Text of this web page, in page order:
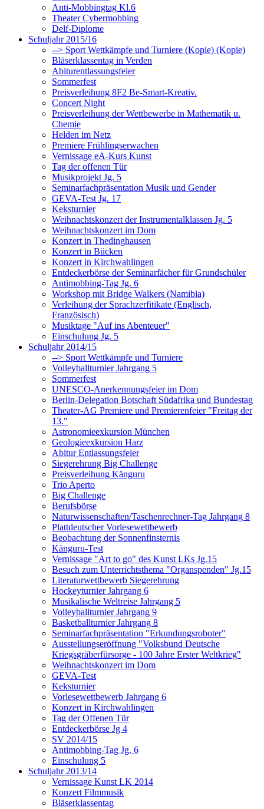
Anti-Mobbingtag Kl.6
Theater Cybermobbing
Delf-Diplome
Schuljahr 2015/16
--> Sport Wettkämpfe und Turniere (Kopie) (Kopie)
Bläserklassentag in Verden
Abiturentlassungsfeier
Sommerfest
Preisverleihung 8F2 Be-Smart-Kreativ.
Concert Night
Preisverleihung der Wettbewerbe in Mathematik u.
Chemie
Helden im Netz
Premiere Frühlingserwachen
Vernissage eA-Kurs Kunst
Tag der offenen Tür
Musikprojekt Jg. 5
Seminarfachpräsentation Musik und Gender
GEVA-Test Jg. 17
Keksturnier
Weihnachtskonzert der Instrumentalklassen Jg. 5
Weihnachtskonzert im Dom
Konzert in Thedinghausen
Konzert in Bücken
Konzert in Kirchwahlingen
Entdeckerbörse der Seminarfächer für Grundschüler
Antimobbing-Tag Jg. 6
Workshop mit Bridge Walkers (Namibia)
Verleihung der Sprachzerfitikate (Englisch,
Französisch)
Musiktage "Auf ins Abenteuer"
Einschulung Jg. 5
Schuljahr 2014/15
--> Sport Wettkämpfe und Turniere
Volleyballturnier Jahrgang 5
Sommerfest
UNESCO-Anerkennungsfeier im Dom
Berlin-Delegation Botschaft Südafrika und Bundestag
Theater-AG Premiere und Premierenfeier "Freitag der
13."
Astronomieexkursion München
Geologieexkursion Harz
Abitur Entlassungsfeier
Siegerehrung Big Challenge
Preisverleihung Känguru
Trio Aperto
Big Challenge
Berufsbörse
Naturwissenschaften/Taschenrechner-Tag Jahrgang 8
Plattdeutscher Vorlesewettbewerb
Beobachtung der Sonnenfinsternis
Känguru-Test
Vernissage "Art to go" des Kunst LKs Jg.15
Besuch zum Unterrichtsthema "Organspenden" Jg.15
Literaturwettbewerb Siegerehrung
Hockeyturnier Jahrgang 6
Musikalische Weltreise Jahrgang 5
Volleyballturnier Jahrgang 9
Basketballturnier Jahrgang 8
Seminarfachpräsentation "Erkundungsroboter"
Ausstellungseröffnung "Volksbund Deutsche
Kriegsgräberfürsorge - 100 Jahre Erster Weltkrieg"
Weihnachtskonzert im Dom
GEVA-Test
Keksturnier
Vorlesewettbewerb Jahrgang 6
Konzert in Kirchwahlingen
Tag der Offenen Tür
Entdeckerbörse Jg 4
SV 2014/15
Antimobbing-Tag Jg. 6
Einschulung 5
Schuljahr 2013/14
Vernissage Kunst LK 2014
Konzert Filmmusik
Bläserklassentag